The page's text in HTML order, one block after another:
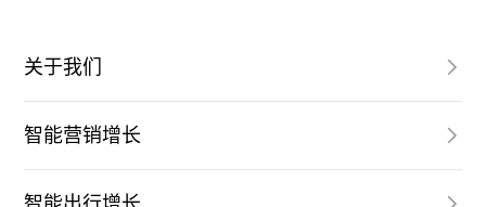
关于我们
智能营销增长